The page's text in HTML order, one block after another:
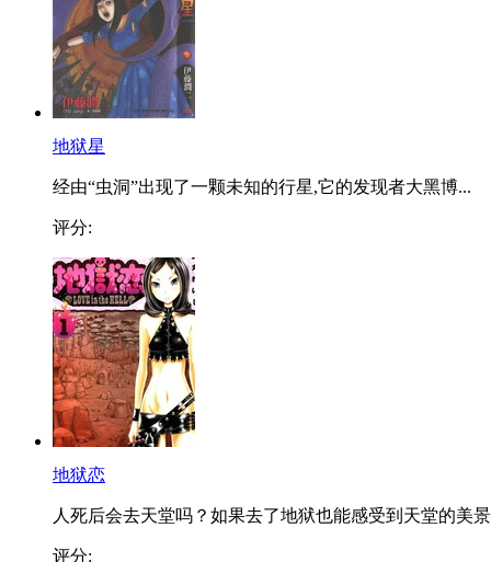
地狱星
经由“虫洞”出现了一颗未知的行星,它的发现者大黑博...
评分:
地狱恋
人死后会去天堂吗？如果去了地狱也能感受到天堂的美
评分: